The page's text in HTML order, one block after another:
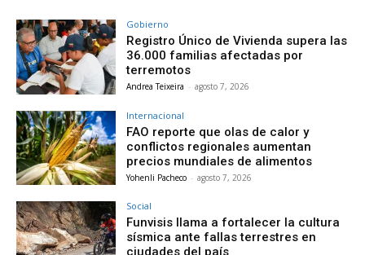
Gobierno
Registro Único de Vivienda supera las
36.000 familias afectadas por
terremotos
Andrea Teixeira - agosto 7, 2026
Internacional
FAO reporte que olas de calor y
conflictos regionales aumentan
precios mundiales de alimentos
Yohenli Pacheco - agosto 7, 2026
Social
Funvisis llama a fortalecer la cultura
sísmica ante fallas terrestres en
ciudades del país